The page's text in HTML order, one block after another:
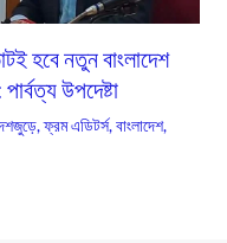
হবে নতুন বাংলাদেশ
উপদেষ্টা
,ফ্রম এডিটর্স,বাংলাদেশ,